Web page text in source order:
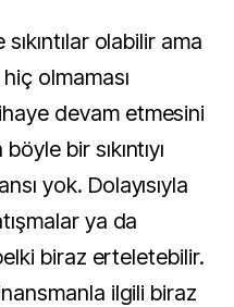
olabilir ama
olmaması
devam etmesini
bir sıkıntıyı
yok. Dolayısıyla
ya da
biraz erteletebilir.
ilgili biraz